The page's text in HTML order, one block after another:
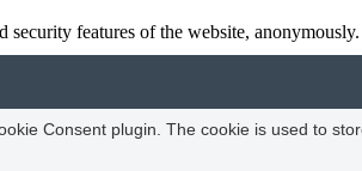
security features of the website, anonymously.
Consent plugin. The cookie is used to